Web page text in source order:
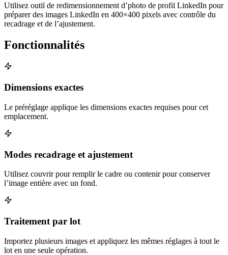
Utilisez outil de redimensionnement d’photo de profil LinkedIn pour
préparer des images LinkedIn en 400×400 pixels avec contrôle du
recadrage et de l’ajustement.
Fonctionnalités
Dimensions exactes
Le préréglage applique les dimensions exactes requises pour cet
emplacement.
Modes recadrage et ajustement
Utilisez couvrir pour remplir le cadre ou contenir pour conserver
l’image entière avec un fond.
Traitement par lot
Importez plusieurs images et appliquez les mêmes réglages à tout le
lot en une seule opération.